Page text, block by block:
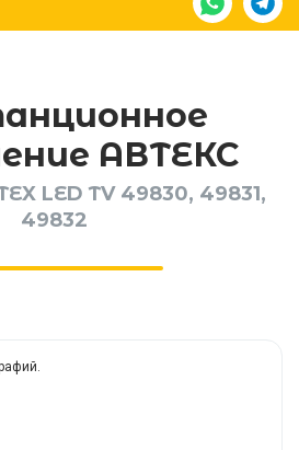
АВТЕКС
LED TV 49830, 49831,
49832